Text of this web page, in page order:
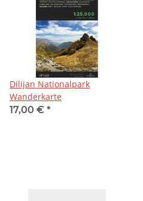
Dilijan Nationalpark
Wanderkarte
17,00 € *